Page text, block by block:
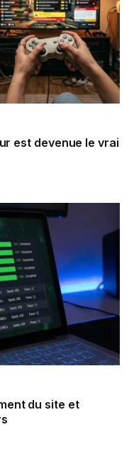
est devenue le vrai
du site et